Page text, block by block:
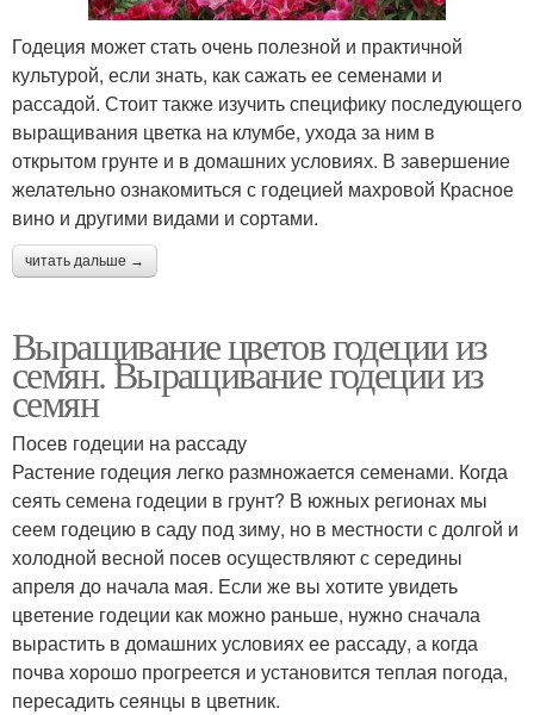
Годеция может стать очень полезной и практичной
культурой, если знать, как сажать ее семенами и
рассадой. Стоит также изучить специфику последующего
выращивания цветка на клумбе, ухода за ним в
открытом грунте и в домашних условиях. В завершение
желательно ознакомиться с годецией махровой Красное
вино и другими видами и сортами.
читать дальше →
Выращивание цветов годеции из
семян. Выращивание годеции из
семян
Посев годеции на рассаду
Растение годеция легко размножается семенами. Когда
сеять семена годеции в грунт? В южных регионах мы
сеем годецию в саду под зиму, но в местности с долгой и
холодной весной посев осуществляют с середины
апреля до начала мая. Если же вы хотите увидеть
цветение годеции как можно раньше, нужно сначала
вырастить в домашних условиях ее рассаду, а когда
почва хорошо прогреется и установится теплая погода,
пересадить сеянцы в цветник.